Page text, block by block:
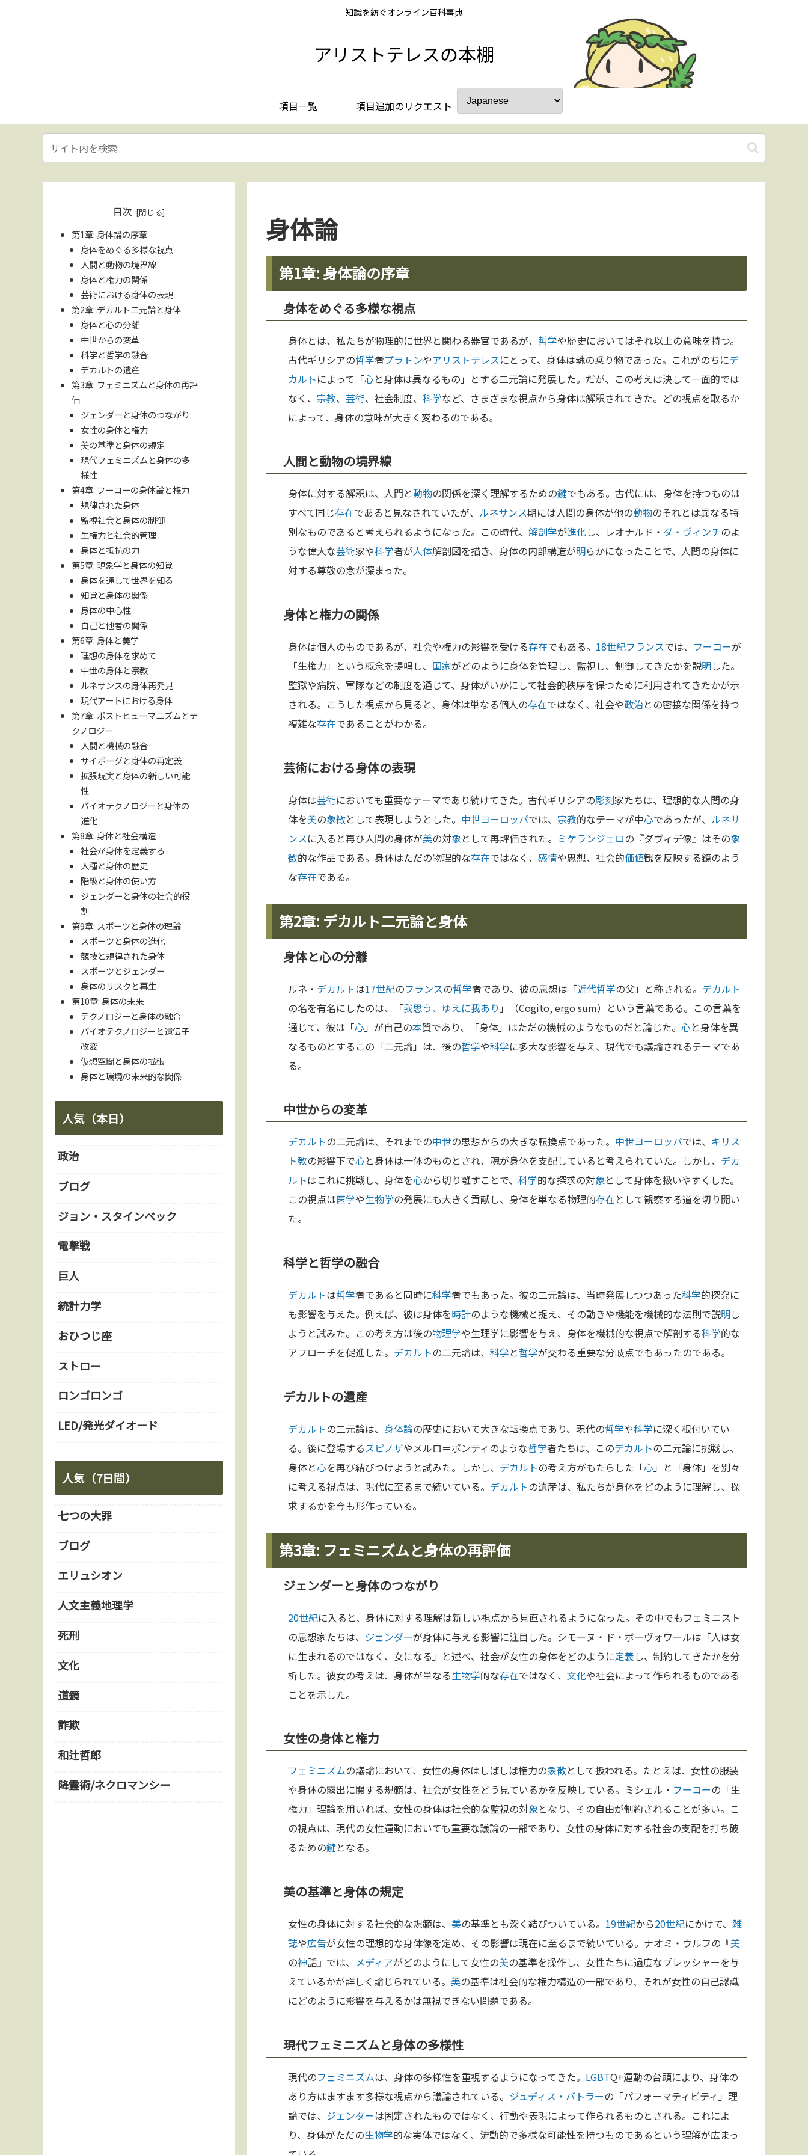
知識を紡ぐオンライン百科事典
アリストテレスの本棚
項目一覧 項目追加のリクエスト
身体論
第1章: 身体論の序章
身体をめぐる多様な視点
身体とは、私たちが物理的に世界と関わる器官であるが、 哲学や歴史においてはそれ以上の意味を持つ。
古代ギリシアの哲学者プラトンやアリストテレスにとって、身体は魂の乗り物であった。これがのちにデ
カルトによって「心と身体は異なるもの」とする二元論に発展した。だが、この考えは決して一面的では
なく、 宗教、 芸術、社会制度、 科学など、さまざまな視点から身体は解釈されてきた。どの視点を取るか
によって、身体の意味が大きく変わるのである。
人間と動物の境界線
身体に対する解釈は、人間と動物の関係を深く理解するための鍵でもある。古代には、身体を持つものは
すべて同じ存在であると見なされていたが、 ルネサンス期には人間の身体が他の動物のそれとは異なる特
別なものであると考えられるようになった。この時代、 解剖学が進化し、レオナルド・ ダ・ヴィンチのよ
うな偉大な芸術家や科学者が人体解剖図を描き、身体の内部構造が明らかになったことで、人間の身体に
対する尊敬の念が深まった。
身体と権力の関係
身体は個人のものであるが、社会や権力の影響を受ける存在でもある。 18世紀フランスでは、 フーコーが
「生権力」という概念を提唱し、 国家がどのように身体を管理し、監視し、制御してきたかを説明した。
監獄や病院、軍隊などの制度を通じて、身体がいかにして社会的秩序を保つために利用されてきたかが示
される。こうした視点から見ると、身体は単なる個人の存在ではなく、社会や政治との密接な関係を持つ
複雑な存在であることがわかる。
芸術における身体の表現
身体は芸術においても重要なテーマであり続けてきた。古代ギリシアの彫刻家たちは、理想的な人間の身
体を美の象徴として表現しようとした。 中世ヨーロッパでは、 宗教的なテーマが中心であったが、 ルネサ
ンスに入ると再び人間の身体が美の対象として再評価された。 ミケランジェロの『ダヴィデ像』はその象
徴的な作品である。身体はただの物理的な存在ではなく、 感情や思想、社会的価値観を反映する鏡のよう
な存在である。
第2章: デカルト二元論と身体
身体と心の分離
ルネ・ デカルトは17世紀のフランスの哲学者であり、彼の思想は「近代哲学の父」と称される。 デカルト
の名を有名にしたのは、「我思う、ゆえに我あり 」（Cogito, ergo sum）という言葉である。この言葉を
通じて、彼は「心」が自己の本質であり、「身体」はただの機械のようなものだと論じた。 心と身体を異
なるものとするこの「二元論」は、後の哲学や科学に多大な影響を与え、現代でも議論されるテーマであ
る。
中世からの変革
デカルトの二元論は、それまでの中世の思想からの大きな転換点であった。 中世ヨーロッパでは、 キリス
ト教の影響下で心と身体は一体のものとされ、魂が身体を支配していると考えられていた。しかし、 デカ
ルトはこれに挑戦し、身体を心から切り離すことで、 科学的な探求の対象として身体を扱いやすくした。
この視点は医学や生物学の発展にも大きく貢献し、身体を単なる物理的存在として観察する道を切り開い
た。
科学と哲学の融合
デカルトは哲学者であると同時に科学者でもあった。彼の二元論は、当時発展しつつあった科学的探究に
も影響を与えた。例えば、彼は身体を時計のような機械と捉え、その動きや機能を機械的な法則で説明し
ようと試みた。この考え方は後の物理学や生理学に影響を与え、身体を機械的な視点で解剖する科学的な
アプローチを促進した。 デカルトの二元論は、 科学と哲学が交わる重要な分岐点でもあったのである。
デカルトの遺産
デカルトの二元論は、 身体論の歴史において大きな転換点であり、現代の哲学や科学に深く根付いてい
る。後に登場するスピノザやメルロ＝ポンティのような哲学者たちは、このデカルトの二元論に挑戦し、
身体と心を再び結びつけようと試みた。しかし、 デカルトの考え方がもたらした「心」と「身体」を別々
に考える視点は、現代に至るまで続いている。 デカルトの遺産は、私たちが身体をどのように理解し、探
求するかを今も形作っている。
第3章: フェミニズムと身体の再評価
ジェンダーと身体のつながり
20世紀に入ると、身体に対する理解は新しい視点から見直されるようになった。その中でもフェミニスト
の思想家たちは、 ジェンダーが身体に与える影響に注目した。シモーヌ・ド・ボーヴォワールは「人は女
に生まれるのではなく、女になる」と述べ、社会が女性の身体をどのように定義し、制約してきたかを分
析した。彼女の考えは、身体が単なる生物学的な存在ではなく、 文化や社会によって作られるものである
ことを示した。
女性の身体と権力
フェミニズムの議論において、女性の身体はしばしば権力の象徴として扱われる。たとえば、女性の服装
や身体の露出に関する規範は、社会が女性をどう見ているかを反映している。ミシェル・ フーコーの「生
権力」理論を用いれば、女性の身体は社会的な監視の対象となり、その自由が制約されることが多い。こ
の視点は、現代の女性運動においても重要な議論の一部であり、女性の身体に対する社会の支配を打ち破
るための鍵となる。
美の基準と身体の規定
女性の身体に対する社会的な規範は、 美の基準とも深く結びついている。 19世紀から20世紀にかけて、 雑
誌や広告が女性の理想的な身体像を定め、その影響は現在に至るまで続いている。ナオミ・ウルフの『美
の神話』では、 メディアがどのようにして女性の美の基準を操作し、女性たちに過度なプレッシャーを与
えているかが詳しく論じられている。 美の基準は社会的な権力構造の一部であり、それが女性の自己認識
にどのように影響を与えるかは無視できない問題である。
現代フェミニズムと身体の多様性
現代のフェミニズムは、身体の多様性を重視するようになってきた。 LGBTQ+運動の台頭により、身体の
あり方はますます多様な視点から議論されている。 ジュディス・バトラーの「パフォーマティビティ」理
論では、 ジェンダーは固定されたものではなく、行動や表現によって作られるものとされる。これによ
り、身体がただの生物学的な実体ではなく、流動的で多様な可能性を持つものであるという理解が広まっ
目次
第1章: 身体論の序章
身体をめぐる多様な視点
人間と動物の境界線
身体と権力の関係
芸術における身体の表現
第2章: デカルト二元論と身体
身体と心の分離
中世からの変革
科学と哲学の融合
デカルトの遺産
第3章: フェミニズムと身体の再評
価
ジェンダーと身体のつながり
女性の身体と権力
美の基準と身体の規定
現代フェミニズムと身体の多
様性
第4章: フーコーの身体論と権力
規律された身体
監視社会と身体の制御
生権力と社会的管理
身体と抵抗の力
第5章: 現象学と身体の知覚
身体を通して世界を知る
知覚と身体の関係
身体の中心性
自己と他者の関係
第6章: 身体と美学
理想の身体を求めて
中世の身体と宗教
ルネサンスの身体再発見
現代アートにおける身体
第7章: ポストヒューマニズムとテ
クノロジー
人間と機械の融合
サイボーグと身体の再定義
拡張現実と身体の新しい可能
性
バイオテクノロジーと身体の
進化
第8章: 身体と社会構造
社会が身体を定義する
人種と身体の歴史
階級と身体の使い方
ジェンダーと身体の社会的役
割
第9章: スポーツと身体の理論
スポーツと身体の進化
競技と規律された身体
スポーツとジェンダー
身体のリスクと再生
第10章: 身体の未来
テクノロジーと身体の融合
バイオテクノロジーと遺伝子
改変
仮想空間と身体の拡張
身体と環境の未来的な関係
人気（本日）
政治
ブログ
ジョン・スタインベック
電撃戦
巨人
統計力学
おひつじ座
ストロー
ロンゴロンゴ
LED/発光ダイオード
人気（7日間）
七つの大罪
ブログ
エリュシオン
人文主義地理学
死刑
文化
道鏡
詐欺
和辻哲郎
降霊術/ネクロマンシー